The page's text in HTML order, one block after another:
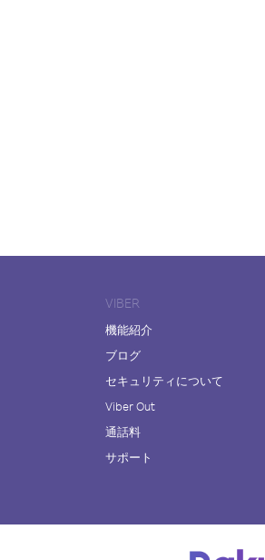
VIBER
機能紹介
ブログ
セキュリティについて
Viber Out
通話料
サポート